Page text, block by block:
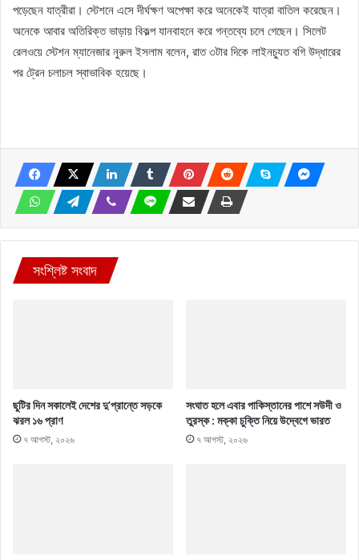
পড়েছেন যাত্রীরা। স্টেশনে এসে দীর্ঘক্ষণ অপেক্ষা করে অনেকেই যাত্রা বাতিল করেছেন।
অনেকে আবার অতিরিক্ত ভাড়ায় বিকল্প যানবাহনে করে গন্তব্যে চলে গেছেন। সিলেট
রেলওয়ে স্টেশন ম্যানেজার নুরুল ইসলাম বলেন, রাত ৩টার দিকে লাইনচ্যুত বগি উদ্ধারের
পর ট্রেন চলাচল স্বাভাবিক হয়েছে।
সংশ্লিষ্ট সংবাদ
ছুটির দিন সকালেই দেশের দু’প্রান্তে সড়কে
ঝরল ১৬ প্রাণ
৭ আগস্ট, ২০২৬
সংঘাত হলে এবার পাকিস্তানের পাশে সউদী ও
তুরস্ক : মক্কা চুক্তি নিয়ে উদ্বেগে ভারত
৭ আগস্ট, ২০২৬